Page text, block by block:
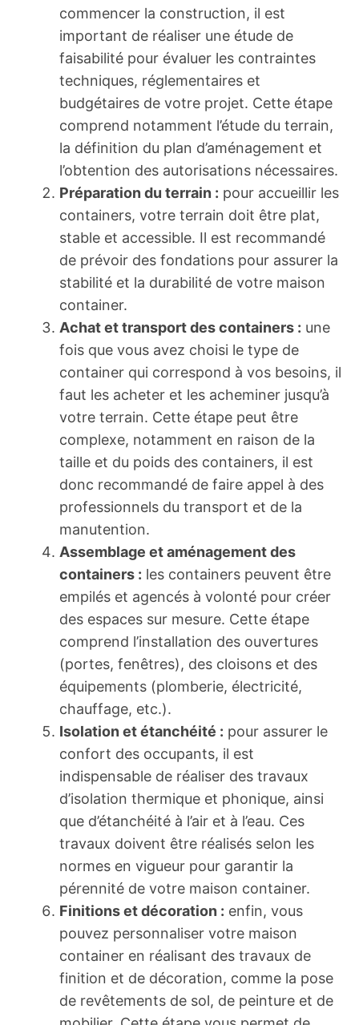
commencer la construction, il est
important de réaliser une étude de
faisabilité pour évaluer les contraintes
techniques, réglementaires et
budgétaires de votre projet. Cette étape
comprend notamment l’étude du terrain,
la définition du plan d’aménagement et
l’obtention des autorisations nécessaires.
Préparation du terrain : pour accueillir les
containers, votre terrain doit être plat,
stable et accessible. Il est recommandé
de prévoir des fondations pour assurer la
stabilité et la durabilité de votre maison
container.
Achat et transport des containers : une
fois que vous avez choisi le type de
container qui correspond à vos besoins, il
faut les acheter et les acheminer jusqu’à
votre terrain. Cette étape peut être
complexe, notamment en raison de la
taille et du poids des containers, il est
donc recommandé de faire appel à des
professionnels du transport et de la
manutention.
Assemblage et aménagement des
containers : les containers peuvent être
empilés et agencés à volonté pour créer
des espaces sur mesure. Cette étape
comprend l’installation des ouvertures
(portes, fenêtres), des cloisons et des
équipements (plomberie, électricité,
chauffage, etc.).
Isolation et étanchéité : pour assurer le
confort des occupants, il est
indispensable de réaliser des travaux
d’isolation thermique et phonique, ainsi
que d’étanchéité à l’air et à l’eau. Ces
travaux doivent être réalisés selon les
normes en vigueur pour garantir la
pérennité de votre maison container.
Finitions et décoration : enfin, vous
pouvez personnaliser votre maison
container en réalisant des travaux de
finition et de décoration, comme la pose
de revêtements de sol, de peinture et de